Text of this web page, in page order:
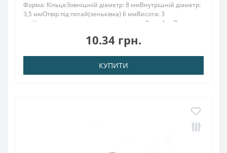
Форма: КільцеЗовнішній діаметр: 8 ммВнутрішній діаметр:
3,5 ммОтвір під потай(зеньківка) 6 ммВисота: 3
ммНапрямок намагнічування: аксіальнеВага: 1 грПоверх.
гТемпература використання: ..
10.34 грн.
КУПИТИ